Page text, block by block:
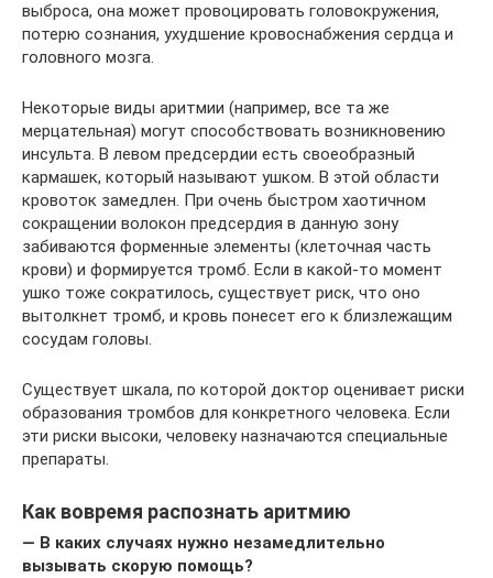
выброса, она может провоцировать головокружения,
потерю сознания, ухудшение кровоснабжения сердца и
головного мозга.
Некоторые виды аритмии (например, все та же
мерцательная) могут способствовать возникновению
инсульта. В левом предсердии есть своеобразный
кармашек, который называют ушком. В этой области
кровоток замедлен. При очень быстром хаотичном
сокращении волокон предсердия в данную зону
забиваются форменные элементы (клеточная часть
крови) и формируется тромб. Если в какой-то момент
ушко тоже сократилось, существует риск, что оно
вытолкнет тромб, и кровь понесет его к близлежащим
сосудам головы.
Существует шкала, по которой доктор оценивает риски
образования тромбов для конкретного человека. Если
эти риски высоки, человеку назначаются специальные
препараты.
Как вовремя распознать аритмию
— В каких случаях нужно незамедлительно
вызывать скорую помощь?